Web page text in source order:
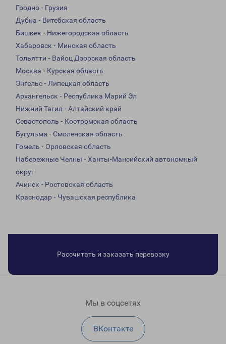
Гродно - Грузия
Дубна - Витебская область
Бишкек - Нижегородская область
Хабаровск - Минская область
Тольятти - Вайоц Дзорская область
Москва - Курская область
Энгельс - Липецкая область
Архангельск - Республика Марий Эл
Нижний Тагил - Алтайский край
Севастополь - Костромская область
Бугульма - Смоленская область
Гомель - Орловская область
Набережные Челны - Ханты-Мансийский автономный
округ
Ачинск - Ростовская область
Краснодар - Чувашская республика
Рассчитать и заказать перевозку
Мы в соцсетях
ВКонтакте